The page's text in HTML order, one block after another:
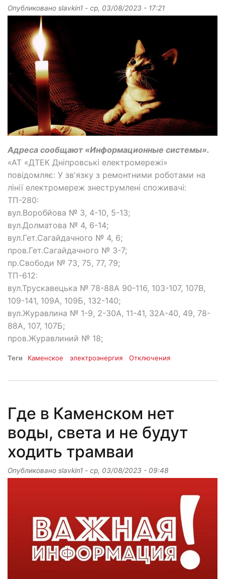
Опубликовано slavkin1 - ср, 03/08/2023 - 17:21
Адреса сообщают «Информационные системы».
«АТ «ДТЕК Дніпровські електромережі»
повідомляє: У зв'язку з ремонтними роботами на
лінії електромереж знеструмлені споживачі:
ТП-280:
вул.Воробйова № 3, 4-10, 5-13;
вул.Долматова № 4, 6-14;
вул.Гет.Сагайдачного № 4, 6;
пров.Гет.Сагайдачного № 3-7;
пр.Свободи № 73, 75, 77, 79;
ТП-612:
вул.Трускавецька № 78-88А 90-116, 103-107, 107В,
109-141, 109А, 109Б, 132-140;
вул.Журавлина № 1-9, 2-30А, 11-41, 32А-40, 49, 78-
88А, 107, 107Б;
пров.Журавлиний № 18;
Теги Каменское электроэнергия Отключения
Где в Каменском нет
воды, света и не будут
ходить трамваи
Опубликовано slavkin1 - ср, 03/08/2023 - 09:48